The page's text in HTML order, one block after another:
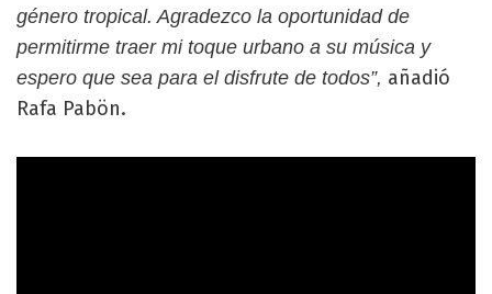
género tropical. Agradezco la oportunidad de
permitirme traer mi toque urbano a su música y
espero que sea para el disfrute de todos”, añadió
Rafa Pabön.